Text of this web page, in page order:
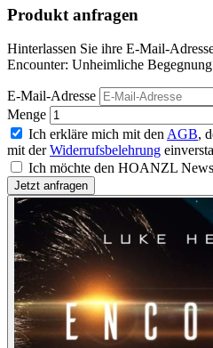
Produkt anfragen
Hinterlassen Sie ihre E-Mail-
Encounter: Unheimliche
E-Mail-Adresse
Menge
Ich erkläre mich mit den AGB,
mit derWiderrufsbelehrung
Ich möchte den HOANZL